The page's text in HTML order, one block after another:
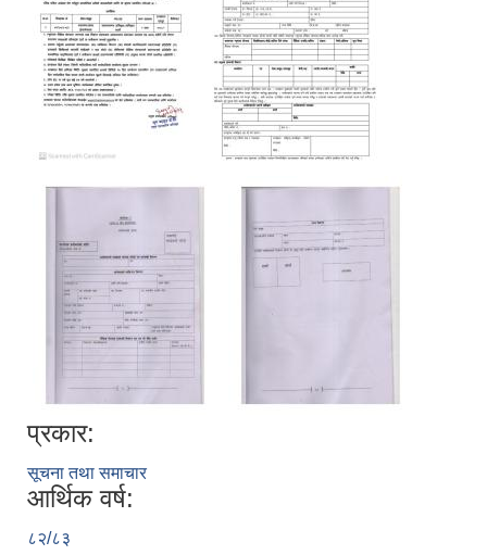
प्रकार:
सूचना तथा समाचार
आर्थिक वर्ष:
८२/८३